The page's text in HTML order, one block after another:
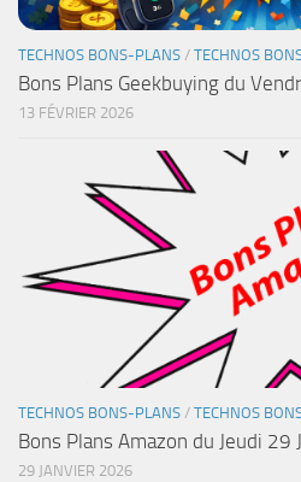
TECHNOS BONS-PLANS / TECHNOS
Bons Plans Geekbuying du
13 FÉVRIER 2026
TECHNOS BONS-PLANS / TECHNOS
Bons Plans Amazon du Jeudi 29
29 JANVIER 2026